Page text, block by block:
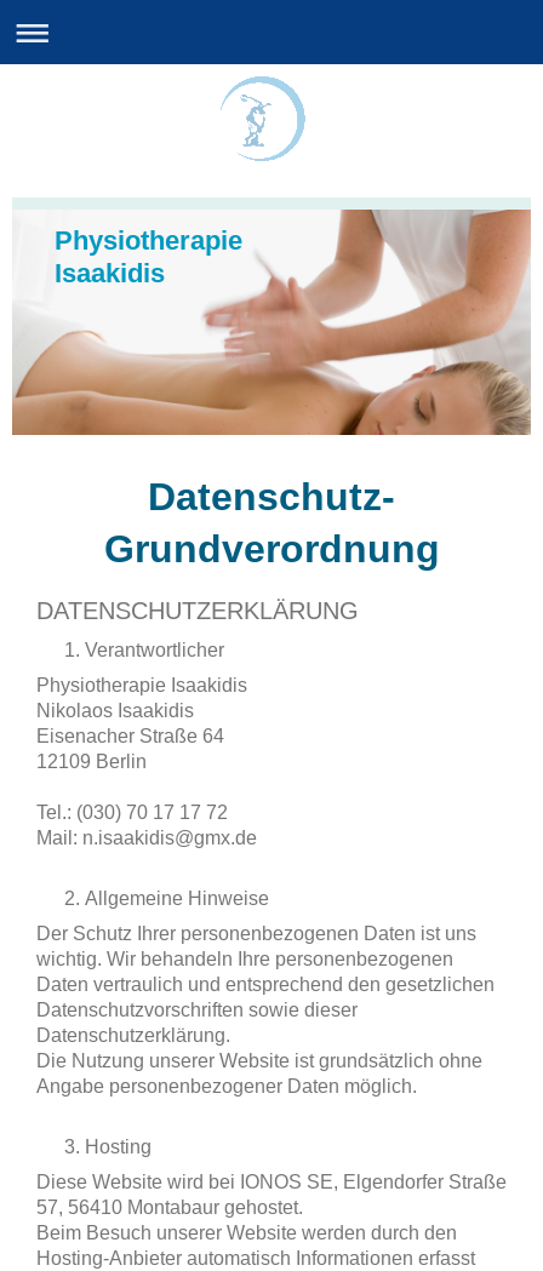
Physiotherapie
Isaakidis
Datenschutz-
Grundverordnung
DATENSCHUTZERKLÄRUNG
Verantwortlicher
Physiotherapie Isaakidis
Nikolaos Isaakidis
Eisenacher Straße 64
12109 Berlin
Tel.: (030) 70 17 17 72
Mail: n.isaakidis@gmx.de
Allgemeine Hinweise
Der Schutz Ihrer personenbezogenen Daten ist uns
wichtig. Wir behandeln Ihre personenbezogenen
Daten vertraulich und entsprechend den gesetzlichen
Datenschutzvorschriften sowie dieser
Datenschutzerklärung.
Die Nutzung unserer Website ist grundsätzlich ohne
Angabe personenbezogener Daten möglich.
Hosting
Diese Website wird bei IONOS SE, Elgendorfer Straße
57, 56410 Montabaur gehostet.
Beim Besuch unserer Website werden durch den
Hosting-Anbieter automatisch Informationen erfasst